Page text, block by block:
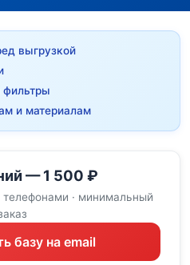
выгрузкой
фильтры
и материалам
— 1 500 ₽
телефонами · минимальный
базу на email